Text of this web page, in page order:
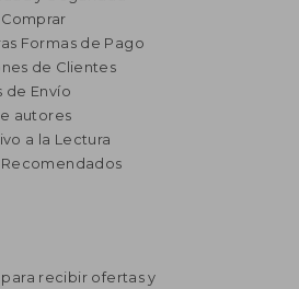
Formas de Pago
de Clientes
de Envío
autores
a la Lectura
Recomendados
recibir ofertas y